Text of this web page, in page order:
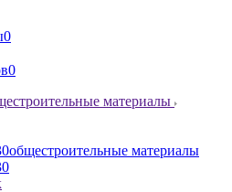
0
0
материалы
общестроительные материалы